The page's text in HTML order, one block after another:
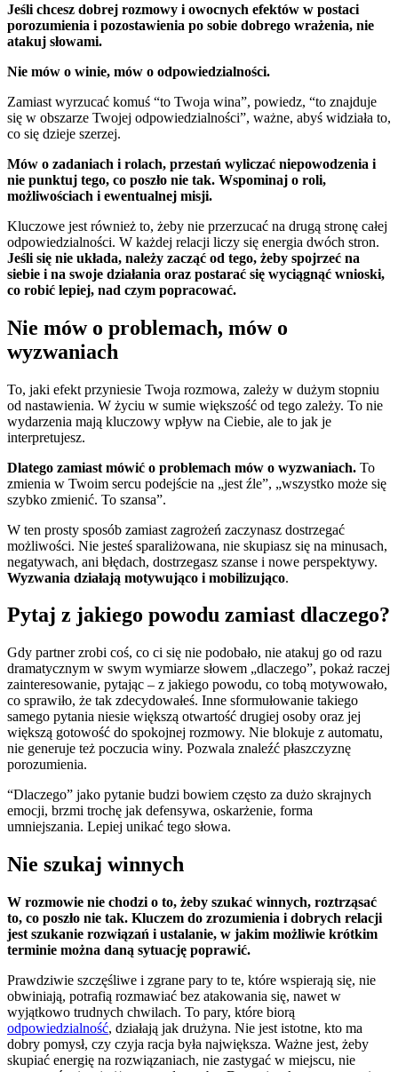
Jeśli chcesz dobrej rozmowy i owocnych efektów w postaci
porozumienia i pozostawienia po sobie dobrego wrażenia, nie
atakuj słowami.
Nie mów o winie, mów o odpowiedzialności.
Zamiast wyrzucać komuś “to Twoja wina”, powiedz, “to znajduje
się w obszarze Twojej odpowiedzialności”, ważne, abyś widziała to,
co się dzieje szerzej.
Mów o zadaniach i rolach, przestań wyliczać niepowodzenia i
nie punktuj tego, co poszło nie tak. Wspominaj o roli,
możliwościach i ewentualnej misji.
Kluczowe jest również to, żeby nie przerzucać na drugą stronę całej
odpowiedzialności. W każdej relacji liczy się energia dwóch stron.
Jeśli się nie układa, należy zacząć od tego, żeby spojrzeć na
siebie i na swoje działania oraz postarać się wyciągnąć wnioski,
co robić lepiej, nad czym popracować.
Nie mów o problemach, mów o
wyzwaniach
To, jaki efekt przyniesie Twoja rozmowa, zależy w dużym stopniu
od nastawienia. W życiu w sumie większość od tego zależy. To nie
wydarzenia mają kluczowy wpływ na Ciebie, ale to jak je
interpretujesz.
Dlatego zamiast mówić o problemach mów o wyzwaniach. To
zmienia w Twoim sercu podejście na „jest źle”, „wszystko może się
szybko zmienić. To szansa”.
W ten prosty sposób zamiast zagrożeń zaczynasz dostrzegać
możliwości. Nie jesteś sparaliżowana, nie skupiasz się na minusach,
negatywach, ani błędach, dostrzegasz szanse i nowe perspektywy.
Wyzwania działają motywująco i mobilizująco.
Pytaj z jakiego powodu zamiast dlaczego?
Gdy partner zrobi coś, co ci się nie podobało, nie atakuj go od razu
dramatycznym w swym wymiarze słowem „dlaczego”, pokaż raczej
zainteresowanie, pytając – z jakiego powodu, co tobą motywowało,
co sprawiło, że tak zdecydowałeś. Inne sformułowanie takiego
samego pytania niesie większą otwartość drugiej osoby oraz jej
większą gotowość do spokojnej rozmowy. Nie blokuje z automatu,
nie generuje też poczucia winy. Pozwala znaleźć płaszczyznę
porozumienia.
“Dlaczego” jako pytanie budzi bowiem często za dużo skrajnych
emocji, brzmi trochę jak defensywa, oskarżenie, forma
umniejszania. Lepiej unikać tego słowa.
Nie szukaj winnych
W rozmowie nie chodzi o to, żeby szukać winnych, roztrząsać
to, co poszło nie tak. Kluczem do zrozumienia i dobrych relacji
jest szukanie rozwiązań i ustalanie, w jakim możliwie krótkim
terminie można daną sytuację poprawić.
Prawdziwie szczęśliwe i zgrane pary to te, które wspierają się, nie
obwiniają, potrafią rozmawiać bez atakowania się, nawet w
wyjątkowo trudnych chwilach. To pary, które biorą
odpowiedzialność, działają jak drużyna. Nie jest istotne, kto ma
dobry pomysł, czy czyja racja była największa. Ważne jest, żeby
skupiać energię na rozwiązaniach, nie zastygać w miejscu, nie